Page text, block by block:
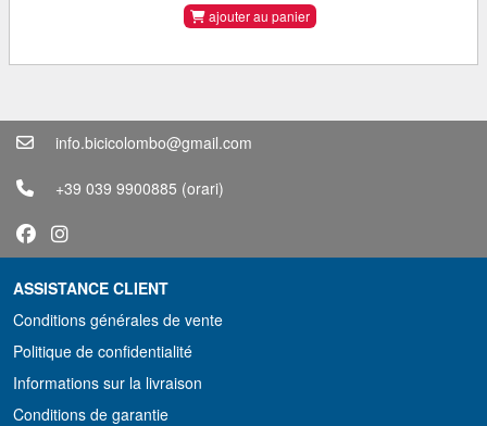
ajouter au panier
info.bicicolombo@gmail.com
+39 039 9900885 (orari)
ASSISTANCE CLIENT
Conditions générales de vente
Politique de confidentialité
Informations sur la livraison
Conditions de garantie